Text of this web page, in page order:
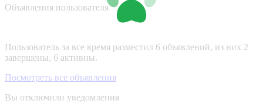
Объявления пользователя
Пользователь за все время разместил 6 объявлений, из них 2
завершены, 6 активны.
Посмотреть все объявления
Вы отключили уведомления